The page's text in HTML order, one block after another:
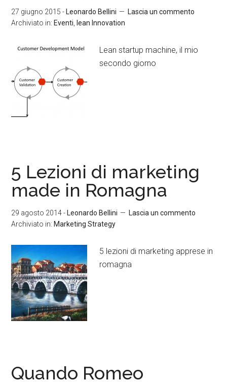
27 giugno 2015 - Leonardo Bellini
Lascia un commento
Archiviato in: Eventi lean Innovation
Lean startup machine, il mio
secondo giorno
5 Lezioni di marketing
made in Romagna
29 agosto 2014- Leonardo Bellini
Lascia un commento
Archiviato in: Marketing Strategy
5 lezioni di marketing apprese in
romagna
Quando Romeo